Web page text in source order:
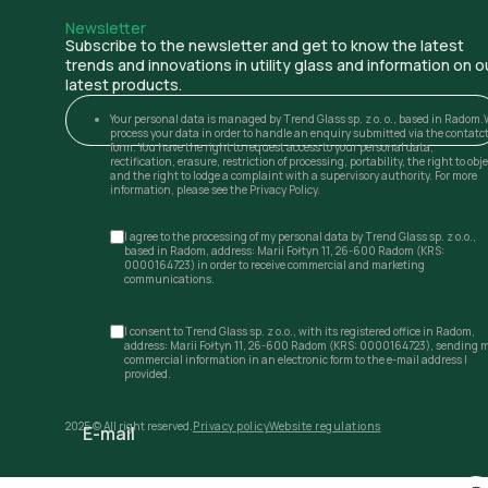
Newsletter
Subscribe to the newsletter and get to know the latest
trends and innovations in utility glass and information on
latest products.
Your personal data is managed by Trend Glass sp. z o. o., based in
process your data in order to handle an enquiry submitted via the contatct
form. You have the right to request access to your personal data,
rectification, erasure, restriction of processing, portability, the right to
and the right to lodge a complaint with a supervisory authority. For more
information, please see the Privacy Policy.
I agree to the processing of my personal data by Trend Glass sp. z o.o.,
based in Radom, address: Marii Fołtyn 11, 26-600 Radom (KRS:
0000164723) in order to receive commercial and marketing
communications.
I consent to Trend Glass sp. z o.o., with its registered office in Radom,
address: Marii Fołtyn 11, 26-600 Radom (KRS: 0000164723), sending
commercial information in an electronic form to the e-mail address I
provided.
2025 © All right reserved.Privacy policyWebsite regulations